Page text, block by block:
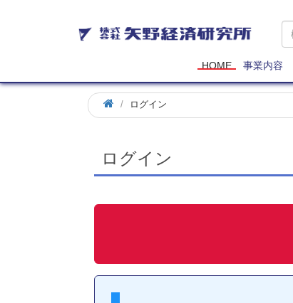
矢
野
研
究
所
HOME 事業内容
ログイン
ログイン